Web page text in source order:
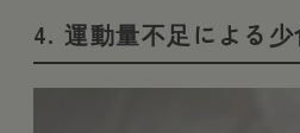
4. 運動量不足による少